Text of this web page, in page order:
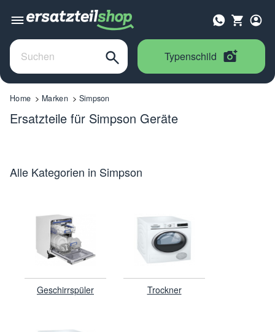
Typenschild
Home Marken Simpson
Ersatzteile für Simpson Geräte
Alle Kategorien in Simpson
Geschirrspüler Trockner